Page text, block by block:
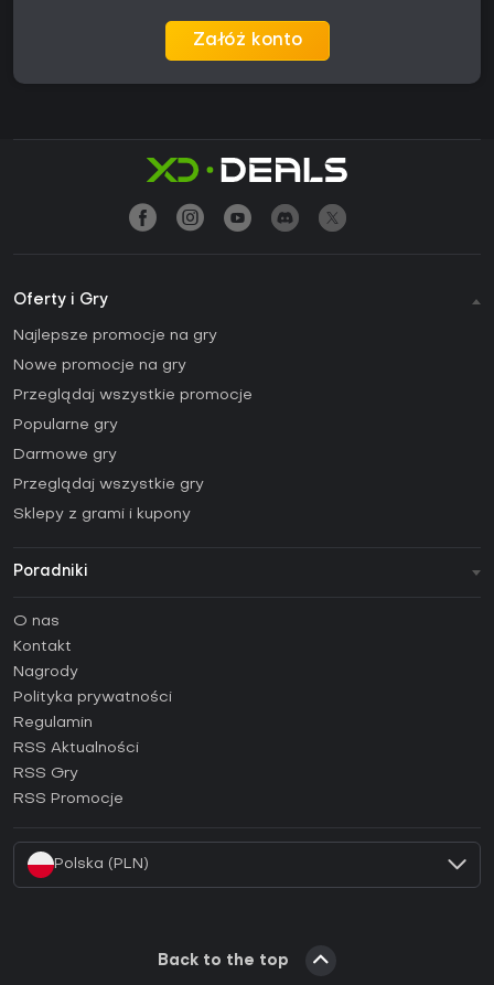
Załóż konto
Oferty i Gry
Najlepsze promocje na gry
Nowe promocje na gry
Przeglądaj wszystkie promocje
Popularne gry
Darmowe gry
Przeglądaj wszystkie gry
Sklepy z grami i kupony
Poradniki
Poradniki
Jak aktywować klucz Steam (CD Key)?
Jak aktywować klucz Epic Games (CD Key)?
Jak aktywować klucz GOG (CD Key)?
Jak aktywować klucz Ubisoft Connect (CD Key)?
O nas
Kontakt
Nagrody
Polityka prywatności
Regulamin
RSS Aktualności
RSS Gry
RSS Promocje
Polska (PLN)
Back to the top